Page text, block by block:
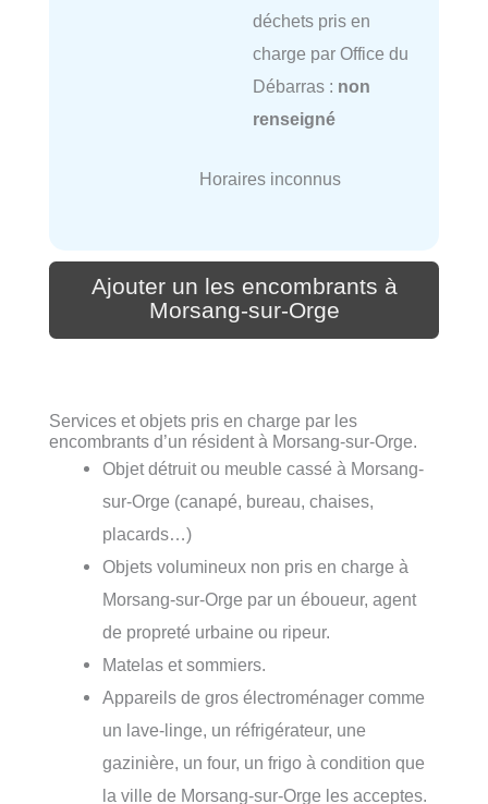
déchets pris en
charge par Office du
Débarras : non
renseigné
Horaires inconnus
Ajouter un les encombrants à
Morsang-sur-Orge
Services et objets pris en charge par les
encombrants d’un résident à Morsang-sur-Orge.
Objet détruit ou meuble cassé à Morsang-
sur-Orge (canapé, bureau, chaises,
placards…)
Objets volumineux non pris en charge à
Morsang-sur-Orge par un éboueur, agent
de propreté urbaine ou ripeur.
Matelas et sommiers.
Appareils de gros électroménager comme
un lave-linge, un réfrigérateur, une
gazinière, un four, un frigo à condition que
la ville de Morsang-sur-Orge les acceptes.